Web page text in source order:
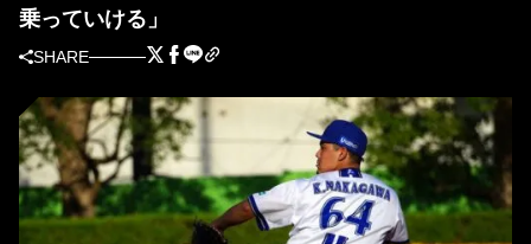
乗っていける」
SHARE